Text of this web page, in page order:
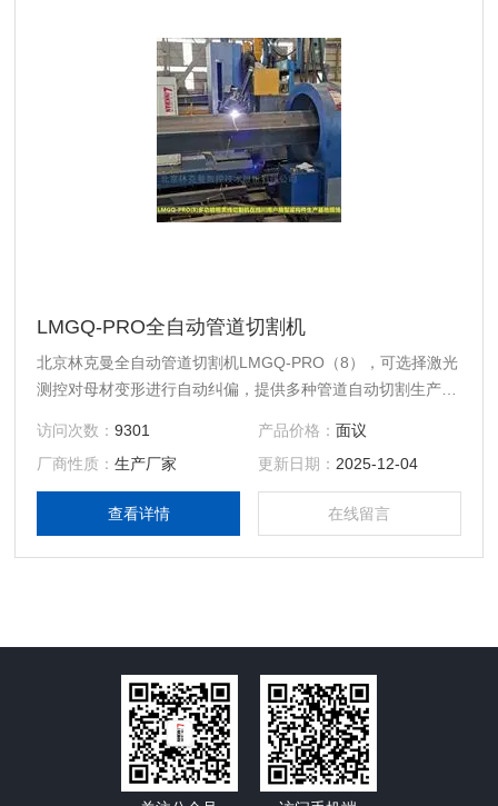
LMGQ-PRO全自动管道切割机
北京林克曼全自动管道切割机LMGQ-PRO（8），可选择激光
测控对母材变形进行自动纠偏，提供多种管道自动切割生产线
访问次数：9301 产品价格： 面议
厂商性质：生产厂家 更新日期： 2025-12-04
查看详情 在线留言